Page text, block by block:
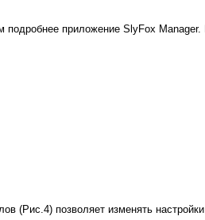
подробнее приложение SlyFox
(Рис.4) позволяет изменять